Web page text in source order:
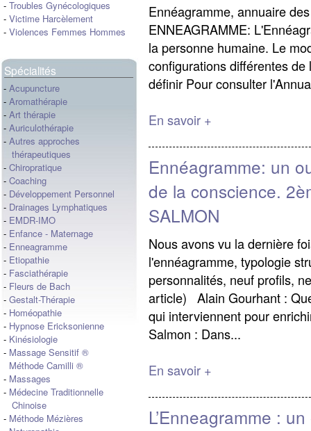
- Troubles Gynécologiques
- Victime Harcèlement
- Violences Femmes Hommes
Spécialités
- Acupuncture
- Aromathérapie
- Art thérapie
- Auriculothérapie
- Autres approches
thérapeutiques
- Chiropratique
- Coaching
- Développement Personnel
- Drainages Lymphatiques
- EMDR-IMO
- Enfance - Maternage
- Enneagramme
- Etiopathie
- Fasciathérapie
- Fleurs de Bach
- Gestalt-Thérapie
- Homéopathie
- Hypnose Ericksonienne
- Kinésiologie
- Massage Sensitif ®
Méthode Camilli ®
- Massages
- Médecine Traditionnelle
Chinoise
- Méthode Mézières
Ennéagramme, annuaire
ENNEAGRAMME:
la personne humaine. Le
configurations différentes
définir Pour consulter
En savoir +
Ennéagramme: un
de la conscience.
SALMON
Nous avons vu la dernière
l'ennéagramme, typologie
personnalités, neuf profils,
article) Alain Gourhant :
qui interviennent pour
Salmon : Dans...
En savoir +
L’Enneagramme :